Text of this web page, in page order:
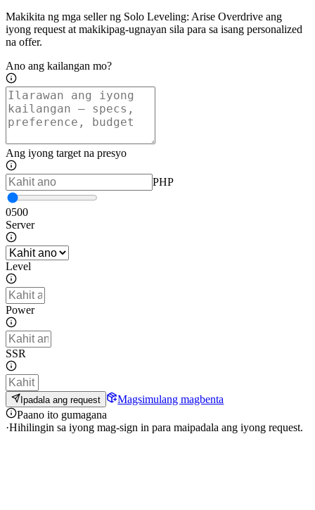
Makikita ng mga seller ng Solo Leveling: Arise Overdrive ang
iyong request at makikipag-ugnayan sila para sa isang personalized
na offer.
Ano ang kailangan mo?
Ang iyong target na presyo
PHP
0500
Server
Level
Power
SSR
Ipadala ang request
Magsimulang magbenta
Paano ito gumagana
·Hihilingin sa iyong mag-sign in para maipadala ang iyong request.